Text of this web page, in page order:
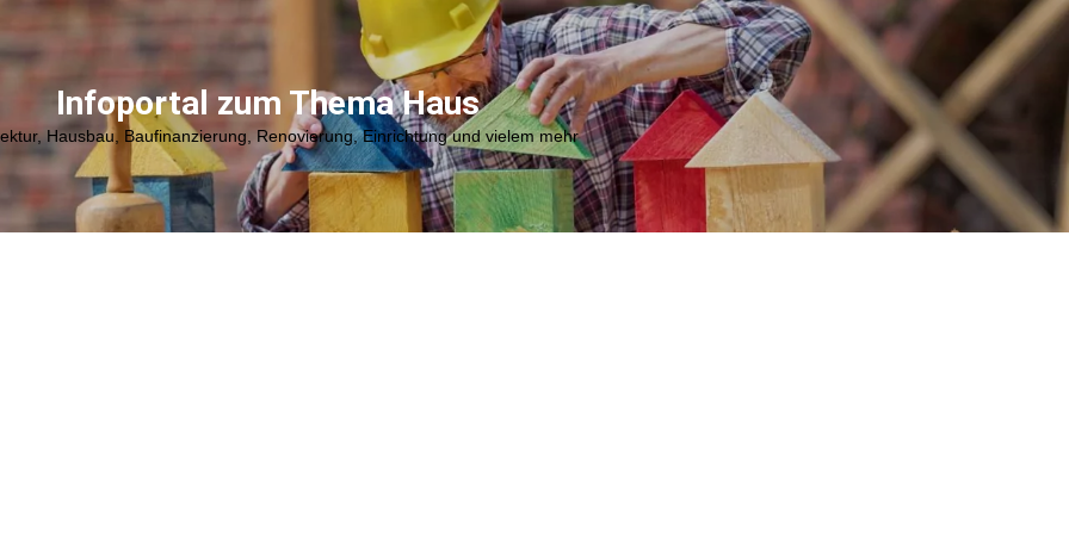
Infoportal zum Thema Haus
Hausbau, Baufinanzierung, Renovierung, Einrichtung und vielem mehr